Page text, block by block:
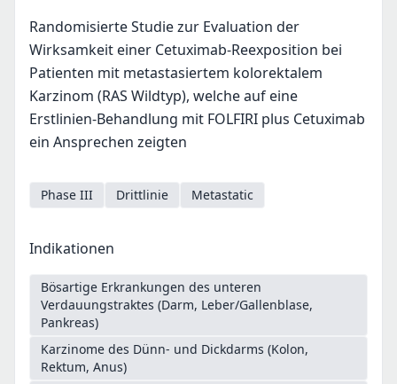
Randomisierte Studie zur Evaluation der
Wirksamkeit einer Cetuximab-Reexposition bei
Patienten mit metastasiertem kolorektalem
Karzinom (RAS Wildtyp), welche auf eine
Erstlinien-Behandlung mit FOLFIRI plus Cetuximab
ein Ansprechen zeigten
Phase III Drittlinie Metastatic
Indikationen
Bösartige Erkrankungen des unteren
Verdauungstraktes (Darm, Leber/Gallenblase,
Pankreas)
Karzinome des Dünn- und Dickdarms (Kolon,
Rektum, Anus)